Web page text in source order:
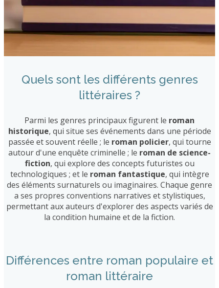
Quels sont les différents genres
littéraires ?
Parmi les genres principaux figurent le roman
historique, qui situe ses événements dans une période
passée et souvent réelle ; le roman policier, qui tourne
autour d'une enquête criminelle ; le roman de science-
fiction, qui explore des concepts futuristes ou
technologiques ; et le roman fantastique, qui intègre
des éléments surnaturels ou imaginaires. Chaque genre
a ses propres conventions narratives et stylistiques,
permettant aux auteurs d'explorer des aspects variés de
la condition humaine et de la fiction.
Différences entre roman populaire et
roman littéraire